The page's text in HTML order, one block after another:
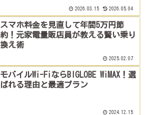
2026.03.15 2026.05.04
スマホ料金を見直して年間5万円節
約！元家電量販店員が教える賢い乗り
換え術
2025.02.07
モバイルWi-FiならBIGLOBE WiMAX！選
ばれる理由と最適プラン
2024.12.15